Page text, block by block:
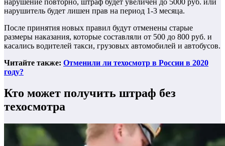
нарушитель будет лишен прав на период 1-3 месяца.
После принятия новых правил будут отменены старые
размеры наказания, которые составляли от 500 до 800 руб. и
касались водителей такси, грузовых автомобилей и автобусов.
Читайте также: Отменили ли техосмотр в России в 2020
году?
Кто может получить штраф без
техосмотра